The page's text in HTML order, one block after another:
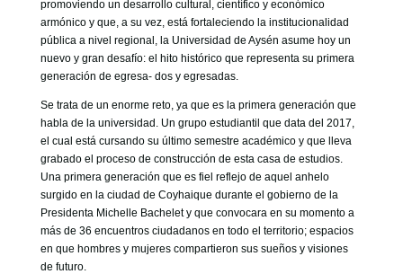
promoviendo un desarrollo cultural, científico y económico
armónico y que, a su vez, está fortaleciendo la institucionalidad
pública a nivel regional, la Universidad de Aysén asume hoy un
nuevo y gran desafío: el hito histórico que representa su primera
generación de egresa- dos y egresadas.
Se trata de un enorme reto, ya que es la primera generación que
habla de la universidad. Un grupo estudiantil que data del 2017,
el cual está cursando su último semestre académico y que lleva
grabado el proceso de construcción de esta casa de estudios.
Una primera generación que es fiel reflejo de aquel anhelo
surgido en la ciudad de Coyhaique durante el gobierno de la
Presidenta Michelle Bachelet y que convocara en su momento a
más de 36 encuentros ciudadanos en todo el territorio; espacios
en que hombres y mujeres compartieron sus sueños y visiones
de futuro.